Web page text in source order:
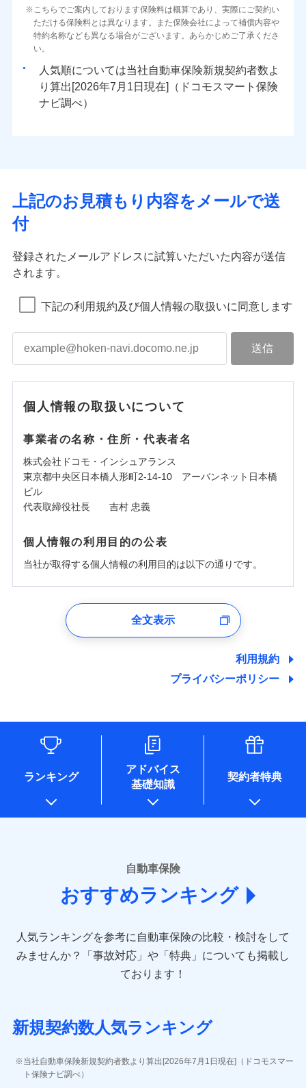
こちらでご案内しております保険料は概算であり、実際にご契約い
ただける保険料とは異なります。また保険会社によって補償内容や
特約名称なども異なる場合がございます。あらかじめご了承くださ
い。
人気順については当社
新規契約者数よ
り算出[
年 月
日現在]（ドコモスマート保険
ナビ調べ）
上記のお見積もり内容をメールで送
付
登録されたメールアドレスに試算いただいた内容が送信
されます。
下記の利用規約及び個人情報の取扱いに同意します
個人情報の取扱いについて
事業者の名称・住所・代表者名
株式会社ドコモ・インシュアランス
東京都中央区日本橋人形町2-14-10 アーバンネット日本橋
ビル
代表取締役社長 吉村 忠義
個人情報の利用目的の公表
当社が取得する個人情報の利用目的は以下の通りです。
ユーザー登録受付および、管理のため
しくは委託を受けている保険会社・提携会社の保険その他に
関する情報を提供し、金融商品等の契約を勧奨するため、ま
た維持管理等の委託業務遂行のため、またそれらに付帯、関
情報を取引のある他の保険会社の商品・サービスをご提案す
るために利用させていただくことがあります。）
各種セミナーの開催のため
コンサルティングサービスの実施のため
アンケートやキャンペーン等の実施のため
上記に係る案内・手続き・管理等付帯業務を行うため
* 当社が委託を受けている保険会社の情報は、保険会社のホ
ームページに掲載しておりますので、ご確認ください。
あいおいニッセイ同和損害保険株式会社
(https://www.aioinissaydowa.co.jp/)
アクサ損害保険株式会社 (https://www.axa-
direct.co.jp/)
sompo.co.jp/)
東京海上ダイレクト損害保険株式会社 (https://www.e-
AIG損害保険株式会社 (https://www.aig.co.jp/sonpo)
ジェイアイ傷害火災保険株式会社
ソニー損害保険株式会社
(https://www.sonysonpo.co.jp/)
全文表示
利用規約
プライバシーポリシー
ランキング
アドバイス
基礎知識
契約者特典
自動車保険
おすすめランキング
人気ランキングを参考に自動車保険の比較・検討をして
みませんか？
「事故対応」や「特典」についても掲載し
ております！
新規契約数人気ランキング
当社自動車保険新規契約者数より算出[2026年7月1日現在]（ドコモスマー
ト保険ナビ調べ）